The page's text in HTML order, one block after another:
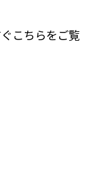
こちらをご覧